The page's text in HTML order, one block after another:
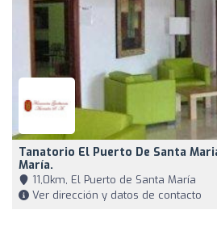
Tanatorio El Puerto De Santa
María.
11,0km, El Puerto de Santa María
Ver dirección y datos de contacto